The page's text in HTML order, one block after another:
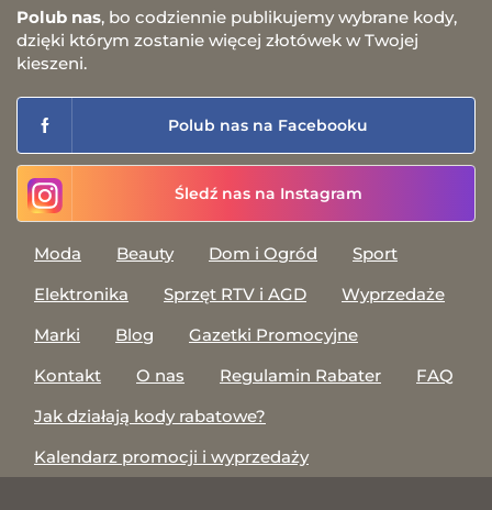
Polub nas, bo codziennie publikujemy wybrane kody,
dzięki którym zostanie więcej złotówek w Twojej
kieszeni.
Polub nas na Facebooku
Śledź nas na Instagram
Moda Beauty Dom i Ogród
Sport
Elektronika
Sprzęt RTV i AGD
Wyprzedaże
Marki
Blog
Gazetki Promocyjne
Kontakt
O nas Regulamin Rabater
FAQ
Jak działają kody rabatowe?
Kalendarz promocji i wyprzedaży